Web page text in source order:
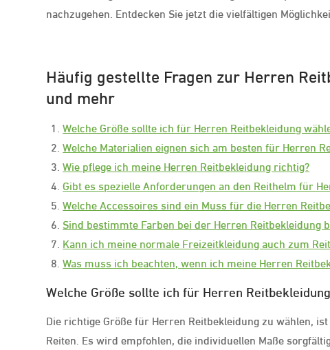
nachzugehen. Entdecken Sie jetzt die vielfältigen
Häufig gestellte Fragen zur Herren
und mehr
Welche Größe sollte ich für Herren Reitbekleidung
Welche Materialien eignen sich am besten für Herren
Wie pflege ich meine Herren Reitbekleidung richtig?
Gibt es spezielle Anforderungen an den Reithelm für
Welche Accessoires sind ein Muss für die Herren
Sind bestimmte Farben bei der Herren Reitbekleidung
Kann ich meine normale Freizeitkleidung auch zum
Was muss ich beachten, wenn ich meine Herren
Welche Größe sollte ich für Herren
Die richtige Größe für Herren Reitbekleidung zu wählen,
Reiten. Es wird empfohlen, die individuellen Maße